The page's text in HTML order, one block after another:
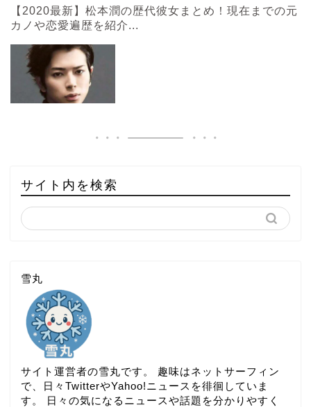
【2020最新】松本潤の歴代彼女まとめ！現在までの元
カノや恋愛遍歴を紹介...
サイト内を検索
雪丸
サイト運営者の雪丸です。 趣味はネットサーフィン
で、日々TwitterやYahoo!ニュースを徘徊していま
す。 日々の気になるニュースや話題を分かりやすく